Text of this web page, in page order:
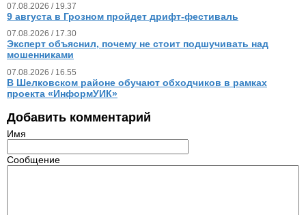
07.08.2026 / 19.37
9 августа в Грозном пройдет дрифт-фестиваль
07.08.2026 / 17.30
Эксперт объяснил, почему не стоит подшучивать над
мошенниками
07.08.2026 / 16.55
В Шелковском районе обучают обходчиков в рамках
проекта «ИнформУИК»
Добавить комментарий
Имя
Сообщение